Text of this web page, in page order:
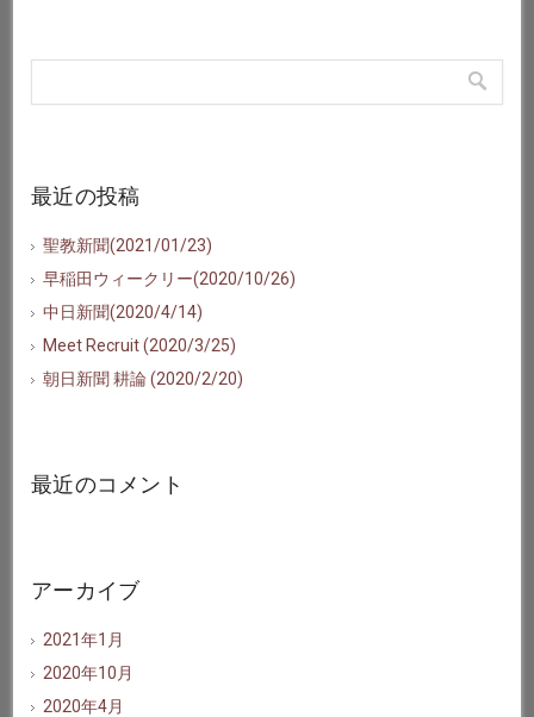
最近の投稿
聖教新聞(2021/01/23)
早稲田ウィークリー(2020/10/26)
中日新聞(2020/4/14)
Meet Recruit (2020/3/25)
朝日新聞 耕論 (2020/2/20)
最近のコメント
アーカイブ
2021年1月
2020年10月
2020年4月